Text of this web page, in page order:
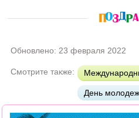
Обновлено: 23 февраля 2022
Смотрите также:
День